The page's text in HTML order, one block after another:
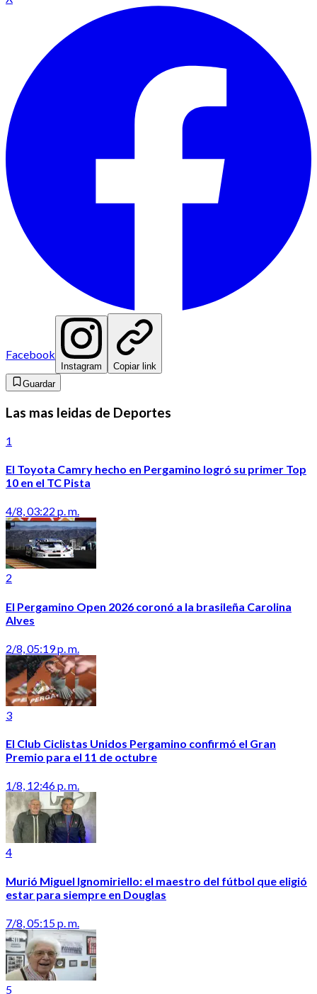
Facebook
Instagram
Copiar link
Guardar
Las mas leidas de Deportes
1
El Toyota Camry hecho en Pergamino logró su primer Top
10 en el TC Pista
4/8, 03:22 p. m.
2
El Pergamino Open 2026 coronó a la brasileña Carolina
Alves
2/8, 05:19 p. m.
3
El Club Ciclistas Unidos Pergamino confirmó el Gran
Premio para el 11 de octubre
1/8, 12:46 p. m.
4
Murió Miguel Ignomiriello: el maestro del fútbol que eligió
estar para siempre en Douglas
7/8, 05:15 p. m.
5